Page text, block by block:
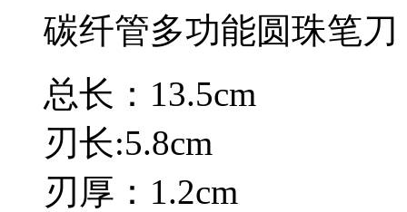
碳纤管多功能圆珠笔刀
总长：13.5cm
刃长:5.8cm
刃厚：1.2cm